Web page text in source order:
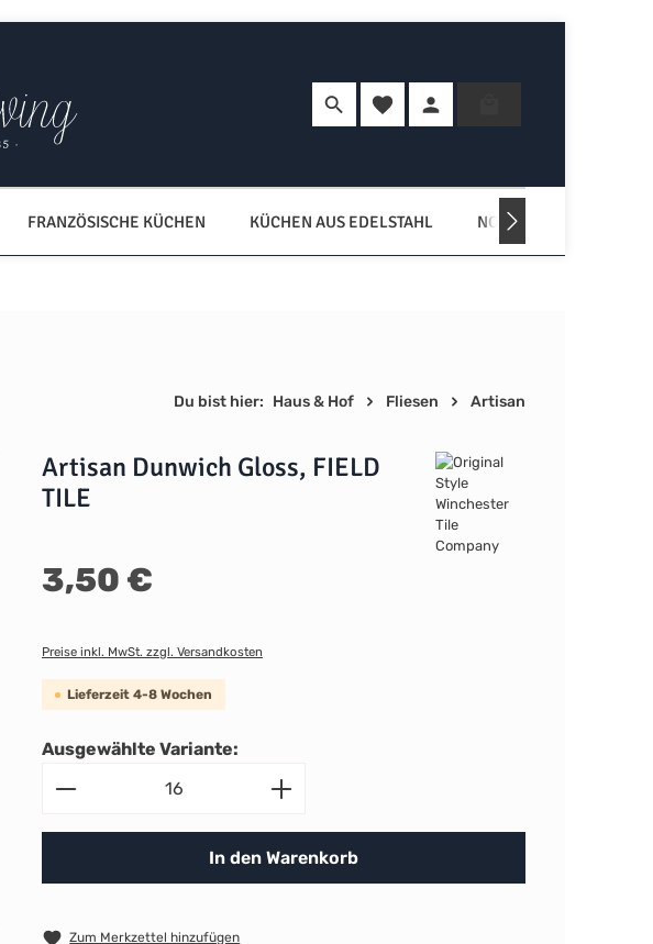
Du hast 0 Produkte auf dem Merkzettel
FRANZÖSISCHE KÜCHEN KÜCHEN AUS EDELSTAHL NORDISCHE KÜCHEN
Du bist hier: Haus & Hof Fliesen Artisan
Artisan Dunwich Gloss, FIELD
TILE
Regulärer Preis:
3,50 €
Preise inkl. MwSt. zzgl. Versandkosten
Lieferzeit 4-8 Wochen
Ausgewählte Variante:
Produkt Anzahl: Gib den gewünschten Wert ein
In den Warenkorb
Zum Merkzettel hinzufügen